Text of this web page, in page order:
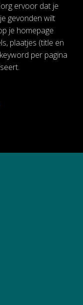
ervoor dat je
gevonden wilt
je homepage
plaatjes (title en
per pagina